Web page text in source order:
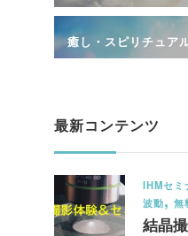
癒し・スピリチュア
最新コンテンツ
IHMセミ
波動
無
結晶